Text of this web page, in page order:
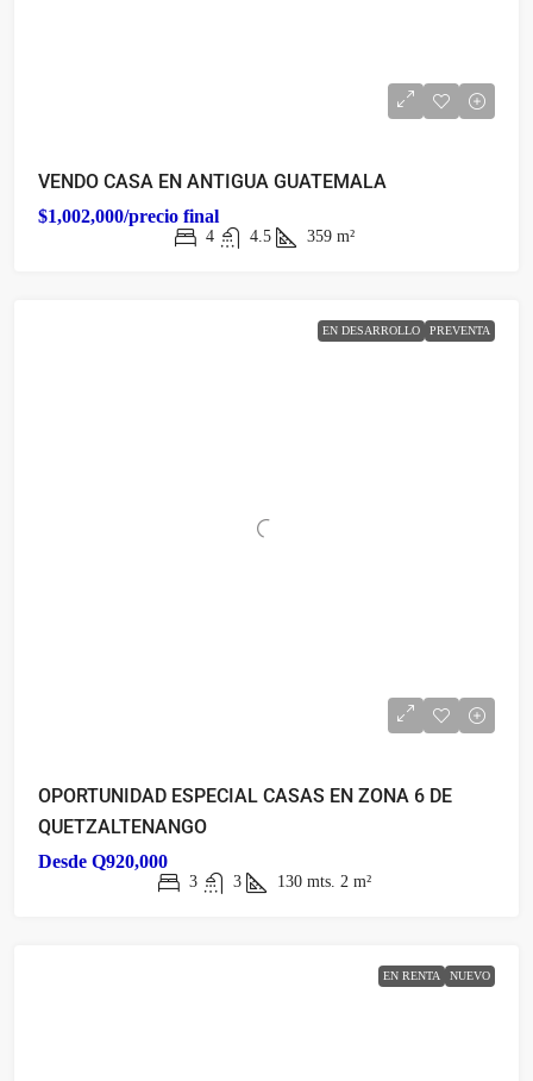
VENDO CASA EN ANTIGUA GUATEMALA
$1,002,000/precio final
4 4.5 359 m²
EN DESARROLLO PREVENTA
OPORTUNIDAD ESPECIAL CASAS EN ZONA 6 DE
QUETZALTENANGO
Desde Q920,000
3 3 130 mts. 2 m²
EN RENTA NUEVO